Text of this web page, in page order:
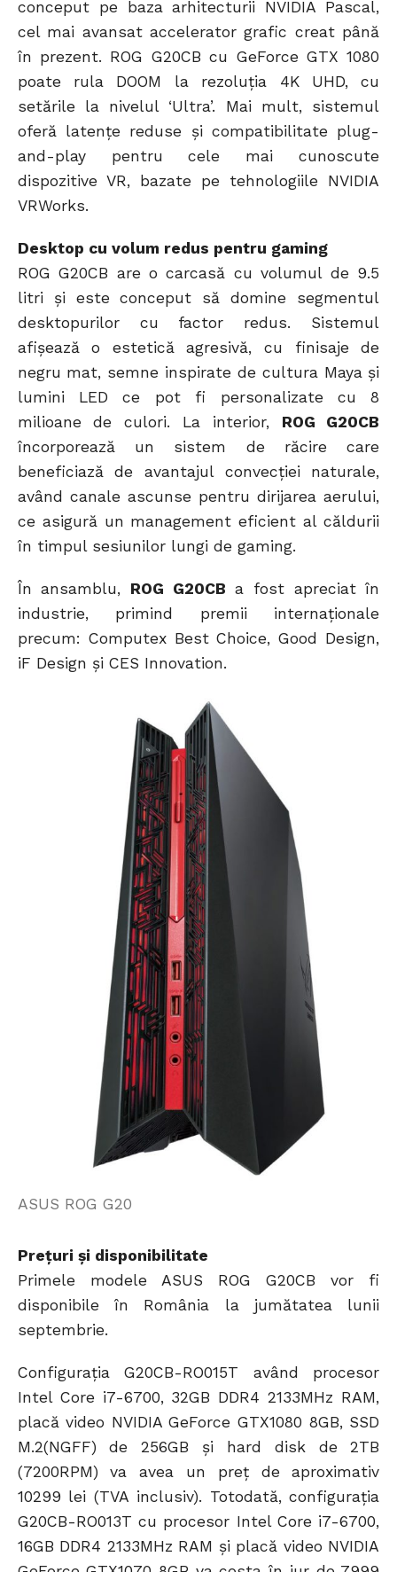
conceput pe baza arhitecturii NVIDIA Pascal,
cel mai avansat accelerator grafic creat până
în prezent. ROG G20CB cu GeForce GTX 1080
poate rula DOOM la rezoluția 4K UHD, cu
setările la nivelul ‘Ultra’. Mai mult, sistemul
oferă latențe reduse și compatibilitate plug-
and-play pentru cele mai cunoscute
dispozitive VR, bazate pe tehnologiile NVIDIA
VRWorks.
Desktop cu volum redus pentru gaming
ROG G20CB are o carcasă cu volumul de 9.5
litri și este conceput să domine segmentul
desktopurilor cu factor redus. Sistemul
afișează o estetică agresivă, cu finisaje de
negru mat, semne inspirate de cultura Maya și
lumini LED ce pot fi personalizate cu 8
milioane de culori. La interior, ROG G20CB
încorporează un sistem de răcire care
beneficiază de avantajul convecției naturale,
având canale ascunse pentru dirijarea aerului,
ce asigură un management eficient al căldurii
în timpul sesiunilor lungi de gaming.
În ansamblu, ROG G20CB a fost apreciat în
industrie, primind premii internaționale
precum: Computex Best Choice, Good Design,
iF Design și CES Innovation.
ASUS ROG G20
Prețuri și disponibilitate
Primele modele ASUS ROG G20CB vor fi
disponibile în România la jumătatea lunii
septembrie.
Configurația G20CB-RO015T având procesor
Intel Core i7-6700, 32GB DDR4 2133MHz RAM,
placă video NVIDIA GeForce GTX1080 8GB, SSD
M.2(NGFF) de 256GB și hard disk de 2TB
(7200RPM) va avea un preț de aproximativ
10299 lei (TVA inclusiv). Totodată, configurația
G20CB-RO013T cu procesor Intel Core i7-6700,
16GB DDR4 2133MHz RAM și placă video NVIDIA